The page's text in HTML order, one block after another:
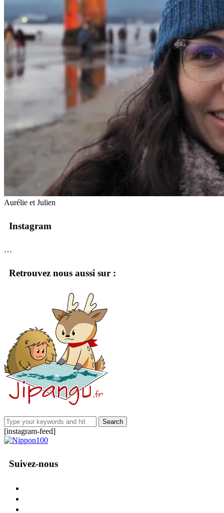
Aurélie et Julien
Instagram
…
Retrouvez nous aussi sur :
[instagram-feed]
Suivez-nous